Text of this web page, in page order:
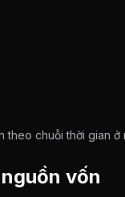
theo chuỗi thời gian ở
vốn